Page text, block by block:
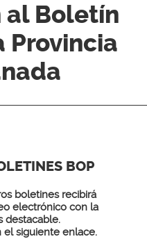
al Boletín
Provincia
BOP
boletines recibirá
electrónico con la
destacable.
siguiente enlace.